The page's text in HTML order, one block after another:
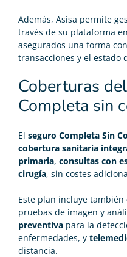
Además, Asisa permite
través de su plataforma
asegurados una forma
transacciones y el estado
Coberturas
Completa sin
El seguro Completa Sin
cobertura sanitaria
primaria, consultas con
cirugía, sin costes
Este plan incluye también
pruebas de imagen y
preventiva para la
enfermedades, y
distancia.